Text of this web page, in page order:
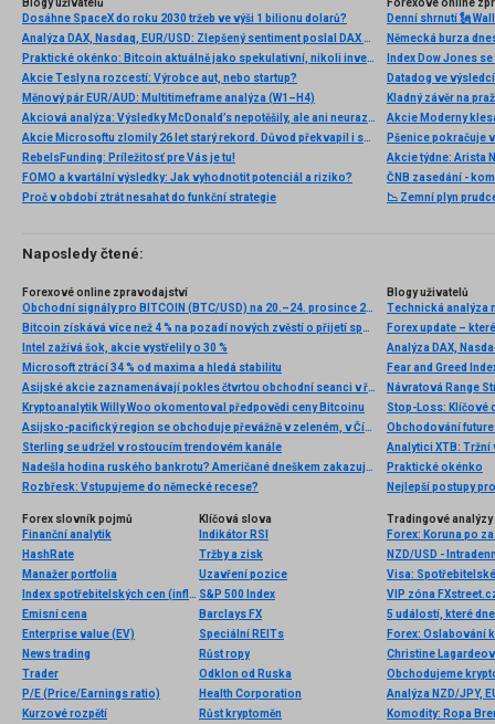
Blogy uživatelů
Dosáhne SpaceX do roku 2030 tržeb ve výši 1 bilionu dolarů?
Analýza DAX, Nasdaq, EUR/USD: Zlepšený sentiment poslal DAX na nová maxima
Praktické okénko: Bitcoin aktuálně jako spekulativní, nikoli investiční aktivum
Akcie Tesly na rozcestí: Výrobce aut, nebo startup?
Měnový pár EUR/AUD: Multitimeframe analýza (W1–H4)
Akciová analýza: Výsledky McDonald’s nepotěšily, ale ani neurazily. Jakou vizi společnost prezentovala?
Akcie Microsoftu zlomily 26 let starý rekord. Důvod překvapil i samotné investory
RebelsFunding: Príležitosť pre Vás je tu!
FOMO a kvartální výsledky: Jak vyhodnotit potenciál a riziko?
Proč v období ztrát nesahat do funkční strategie
Forexové online
Index Dow Jones
Kladný závěr na
ČNB zasedání -
📉 Zemní plyn
Naposledy čtené:
Forexové online zpravodajství
Obchodní signály pro BITCOIN (BTC/USD) na 20.–24. prosince 2024: nakupujte nad 92 000 USD (Murray 7/8 – odrazy)
Bitcoin získává více než 4 % na pozadí nových zvěstí o přijetí spotových ETF
Intel zažívá šok, akcie vystřelily o 30 %
Microsoft ztrácí 34 % od maxima a hledá stabilitu
Asijské akcie zaznamenávají pokles čtvrtou obchodní seanci v řadě
Kryptoanalytik Willy Woo okomentoval předpovědi ceny Bitcoinu
Asijsko-pacifický region se obchoduje převážně v zeleném, v Číně investoři očekávají nové stimuly
Sterling se udržel v rostoucím trendovém kanále
Nadešla hodina ruského bankrotu? Američané dneškem zakazují svým občanům a bankám přijímat ruské splátky
Rozbřesk: Vstupujeme do německé recese?
Blogy uživatelů
Forex update –
Fear and Greed
Návratová Range
Stop-Loss: Klíčové
Obchodování
Analytici XTB: Tržní
Praktické okénko
Nejlepší postupy
Forex slovník pojmů
Finanční analytik
HashRate
Manažer portfolia
Index spotřebitelských cen (inflace)
Emisní cena
Enterprise value (EV)
News trading
Trader
P/E (Price/Earnings ratio)
Kurzové rozpětí
Klíčová slova
Indikátor RSI
Tržby a zisk
Uzavření pozice
S&P 500 Index
Barclays FX
Speciální REITs
Růst ropy
Odklon od Ruska
Health Corporation
Růst kryptoměn
Tradingové analýzy
NZD/USD -
Visa:
5 událostí, které
Christine
Analýza NZD/JPY,